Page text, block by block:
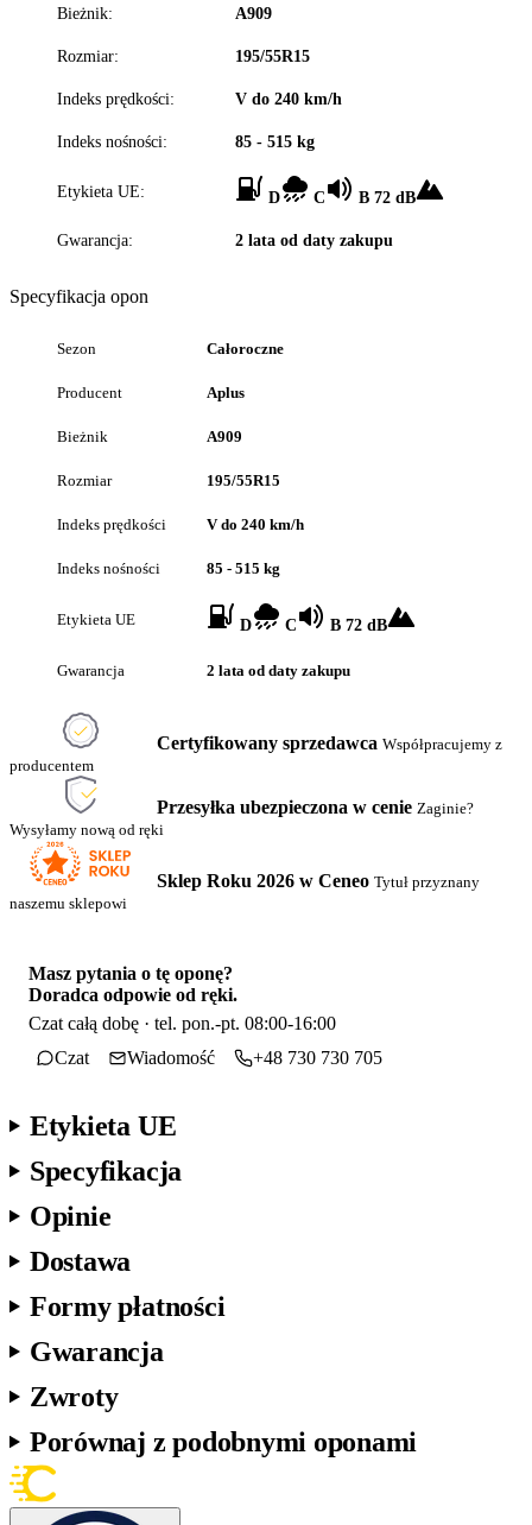
Bieżnik: A909
Rozmiar: 195/55R15
Indeks prędkości: V do 240 km/h
Indeks nośności: 85 - 515 kg
Etykieta UE: D C B 72 dB
Gwarancja: 2 lata od daty zakupu
Specyfikacja opon
Sezon Całoroczne
Producent Aplus
Bieżnik A909
Rozmiar 195/55R15
Indeks prędkości V do 240 km/h
Indeks nośności 85 - 515 kg
Etykieta UE D C B 72 dB
Gwarancja 2 lata od daty zakupu
Certyfikowany sprzedawca Współpracujemy z
producentem
Przesyłka ubezpieczona w cenie Zaginie?
Wysyłamy nową od ręki
Sklep Roku 2026 w Ceneo Tytuł przyznany
naszemu sklepowi
Masz pytania o tę oponę?
Doradca odpowie od ręki.
Czat całą dobę · tel. pon.-pt. 08:00-16:00
Czat
Wiadomość +48 730 730 705
Etykieta UE
Specyfikacja
Opinie
Dostawa
Formy płatności
Gwarancja
Zwroty
Porównaj z podobnymi oponami